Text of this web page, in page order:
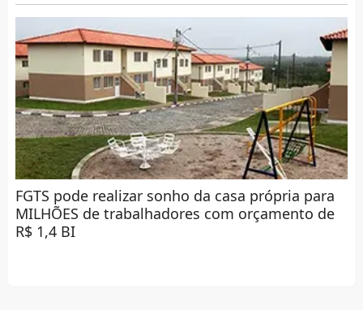
FGTS pode realizar sonho da casa própria para
MILHÕES de trabalhadores com orçamento de
R$ 1,4 BI